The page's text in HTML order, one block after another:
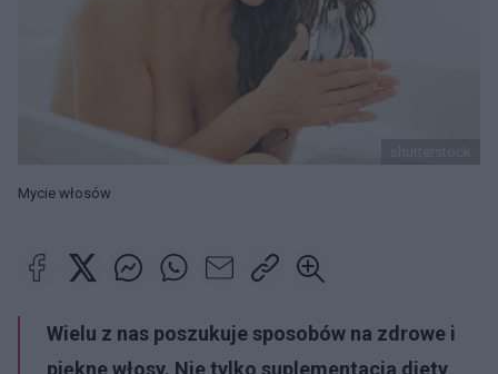
Mycie włosów
Wielu z nas poszukuje sposobów na zdrowe i
piękne włosy. Nie tylko suplementacja diety